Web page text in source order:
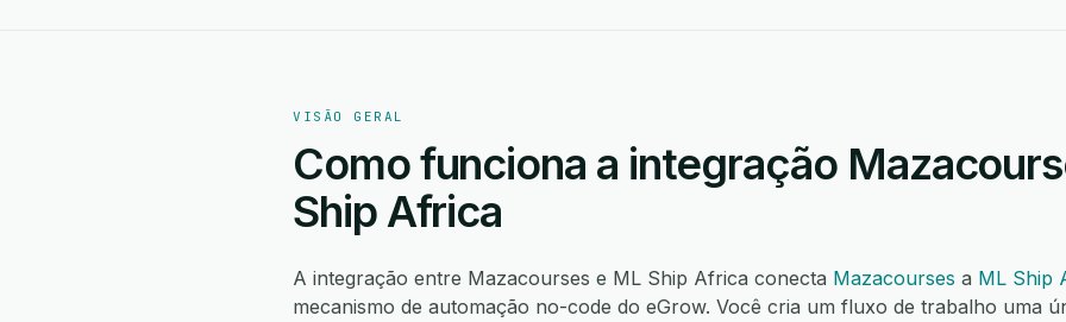
VISÃO GERAL
Como funciona a integração
Ship Africa
A integração entre Mazacourses e ML Ship Africa conecta Mazacourses a ML Ship
mecanismo de automação no-code do eGrow. Você cria um fluxo de trabalho uma